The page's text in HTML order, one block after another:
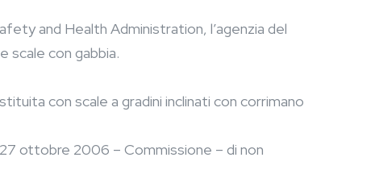
and Health Administration, l’agenzia del
scale con gabbia.
con scale a gradini inclinati con corrimano
ottobre 2006 – Commissione – di non